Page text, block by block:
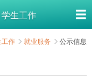
学生工作
工作 就业服务 公示信息